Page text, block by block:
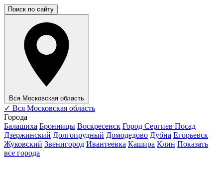
Поиск по сайту
Вся Московская область
✓ Вся Московская область
Города
Балашиха Бронницы Воскресенск Город Сергиев Посад
Дзержинский Долгопрудный Домодедово Дубна Егорьевск
Жуковский Звенигород Ивантеевка Кашира Клин Показать
все города